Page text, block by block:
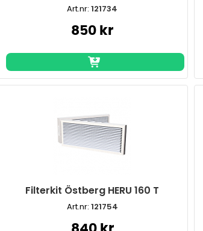
Art.nr:121734
850 kr
Filterkit Östberg HERU 160 T
Art.nr: 121754